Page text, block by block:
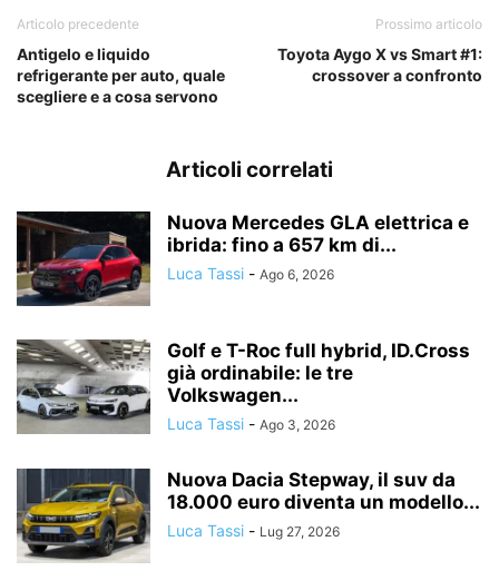
Articolo precedente
Antigelo e liquido
refrigerante per auto, quale
scegliere e a cosa servono
Prossimo articolo
Toyota Aygo X vs Smart #1:
crossover a confronto
Articoli correlati
Nuova Mercedes GLA elettrica e
ibrida: fino a 657 km di...
Luca Tassi - Ago 6, 2026
Golf e T-Roc full hybrid, ID.Cross
già ordinabile: le tre
Volkswagen...
Luca Tassi - Ago 3, 2026
Nuova Dacia Stepway, il suv da
18.000 euro diventa un modello...
Luca Tassi - Lug 27, 2026